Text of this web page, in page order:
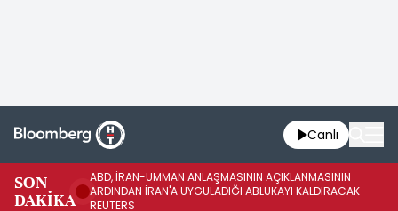
Canlı
SON
DAKİKA
ABD, İRAN-UMMAN ANLAŞMASININ AÇIKLANMASININ
ARDINDAN İRAN'A UYGULADIĞI ABLUKAYI KALDIRACAK -
REUTERS